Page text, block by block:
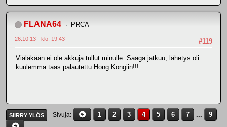
FLANA64 PRCA
#119
26.10.13 - klo: 19.43
Viäläkään ei ole akkuja tullut minulle. Saaga jatkuu, lähetys oli
kuulemma taas palautettu Hong Kongiin!!!
SIIRRY YLÖS Sivuja 1 2 3 4 5 6 7 ... 9